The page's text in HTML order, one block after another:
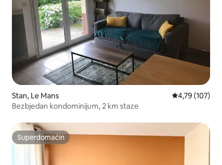
Stan, Le Mans Prosečna
4,79 (107)
Bezbjedan kondominijum, 2 km staze
Superdomaćin
Superdomaćin